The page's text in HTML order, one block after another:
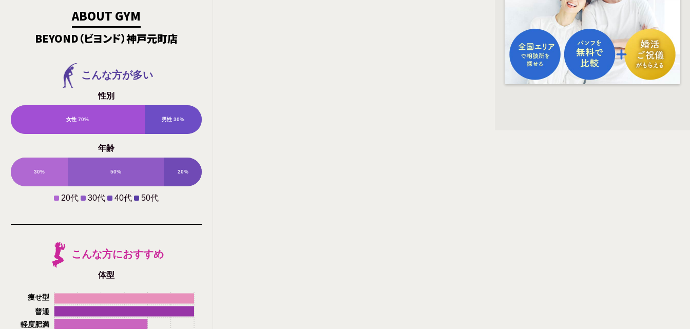
ABOUT GYM
BEYOND（ビヨンド）神戸元町店
こんな方が多い
性別
女性 70% 男性 30%
年齢
30% 50% 20%
20代 30代 40代 50代
こんな方におすすめ
体型
軽度肥満
普通
痩せ型